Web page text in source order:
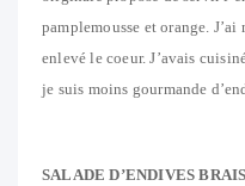
pamplemousse et orange.
enlevé le coeur. J’avais
je suis moins gourmande
SALADE D’ENDIVES